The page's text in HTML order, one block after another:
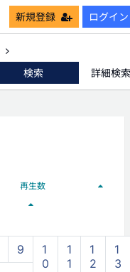
新規登録 ログイン
検索
詳細検
再生数
9
1
0
1
1
1
2
1
3